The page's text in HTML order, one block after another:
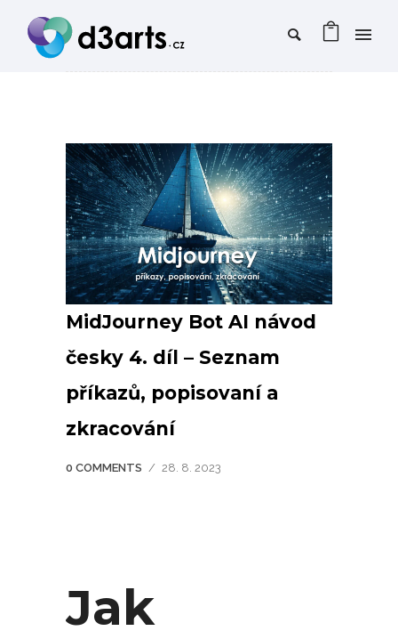
MidJourney Bot AI návod
česky 4. díl – Seznam
příkazů, popisovaní a
zkracování
0 COMMENTS / 28. 8. 2023
Jak